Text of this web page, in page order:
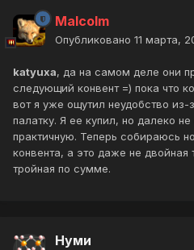
Malcolm
Опубликовано 11 марта,
katyuxa, да на самом деле они
следующий конвент =) пока что
вот я уже ощутил неудобство из-
палатку. Я ее купил, но далеко
практичную. Теперь собираюсь
конвента, а это даже не двойная
тройная по сумме.
Нуми